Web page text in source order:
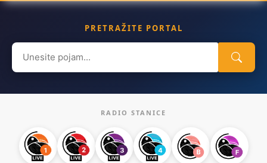
PRETRAŽITE PORTAL
Search
for:
RADIO STANICE